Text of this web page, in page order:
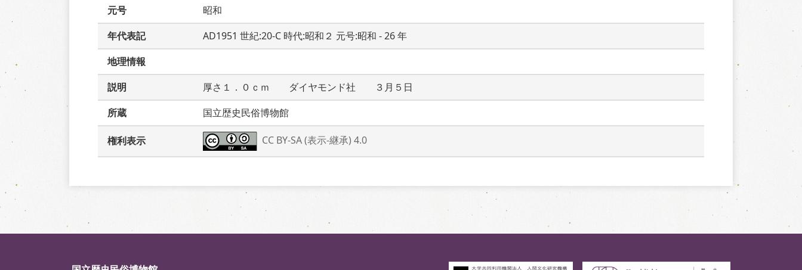
元号
昭和
年代表記
AD1951 世紀:20-C 時代:昭和２ 元号:昭和 - 26 年
地理情報
説明
厚さ１．０ｃｍ　　ダイヤモンド社　　３月５日
所蔵
国立歴史民俗博物館
権利表示 CC BY-SA (表示-継承) 4.0